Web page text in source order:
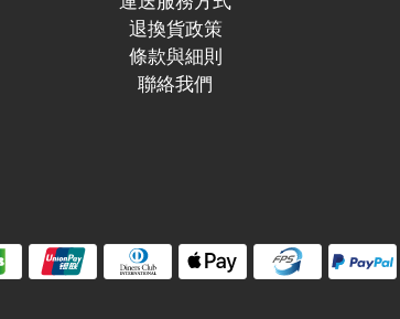
退換貨政策
條款與細則
聯絡我們